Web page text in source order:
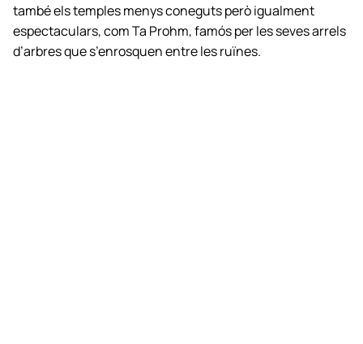
també els temples menys coneguts però igualment
espectaculars, com Ta Prohm, famós per les seves arrels
d’arbres que s’enrosquen entre les ruïnes.